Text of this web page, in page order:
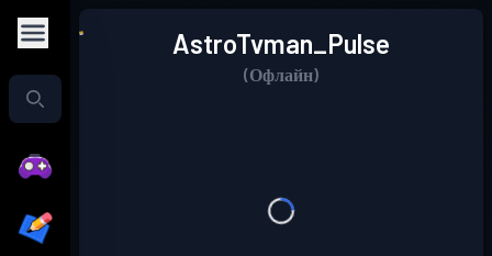
AstroTvman_Pulse
(Офлайн)